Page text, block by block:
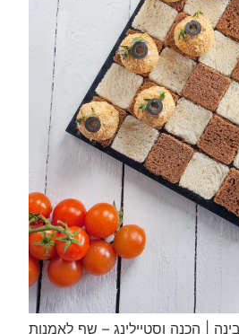
| הכנה וסטיילינג – שף לאמנות